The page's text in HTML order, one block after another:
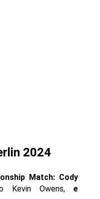
2024
Match: Cody
Kevin Owens,e